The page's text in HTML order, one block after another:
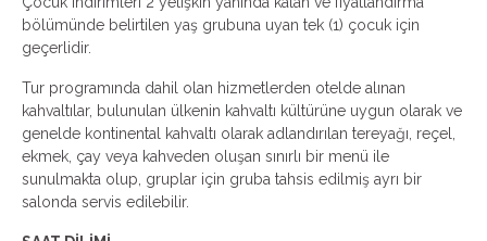
bölümünde belirtilen yaş grubuna uyan tek (1) çocuk için
geçerlidir.
Tur programında dahil olan hizmetlerden otelde alınan
kahvaltılar, bulunulan ülkenin kahvaltı kültürüne uygun olarak ve
genelde kontinental kahvaltı olarak adlandırılan tereyağı, reçel,
ekmek, çay veya kahveden oluşan sınırlı bir menü ile
sunulmakta olup, gruplar için gruba tahsis edilmiş ayrı bir
salonda servis edilebilir.